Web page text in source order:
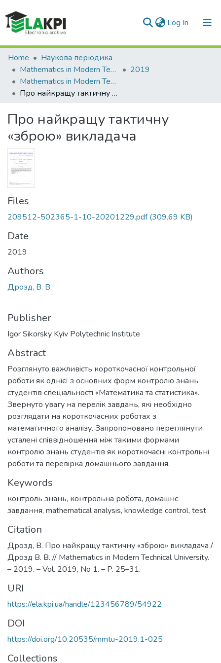
Log In (current)
Communities & Collections
All of DSpace
Statistics
Home
Наукова періодика
Mathematics in Modern Technical University
2019
Mathematics in Modern Technical University, Vol. 2019, No 1
Про найкращу тактичну «зброю» викладача
Про найкращу тактичну
«зброю» викладача
Files
209512-502365-1-10-20201229.pdf(309.69 KB)
Date
2019
Authors
Дрозд, В. В.
Publisher
Igor Sikorsky Kyiv Polytechnic Institute
Abstract
Розглянуто важливiсть короткочасної контрольної
роботи як однiєї з основних форм контролю знань
студентiв спецiальноcтi «Математика та статистика».
Звернуто увагу на перелiк завдань, якi необхiдно
розглядати на короткочасних роботах з
математичного аналiзу. Запропоновано переглянути
усталенi спiввiдношення мiж такими формами
контролю знань студентiв як короткочаснi контрольнi
роботи та перевiрка домашнього завдання.
Keywords
контроль знань, контрольна робота, домашнє
завдання, mathematical analysis, knowledge control, test
Citation
Дрозд, В. Про найкращу тактичну «зброю» викладача /
Дрозд В. В. // Mathematics in Modern Technical University.
– 2019. – Vol. 2019, No 1. – P. 25–31.
URI
https://ela.kpi.ua/handle/123456789/54922
DOI
https://doi.org/10.20535/mmtu-2019.1-025
Collections